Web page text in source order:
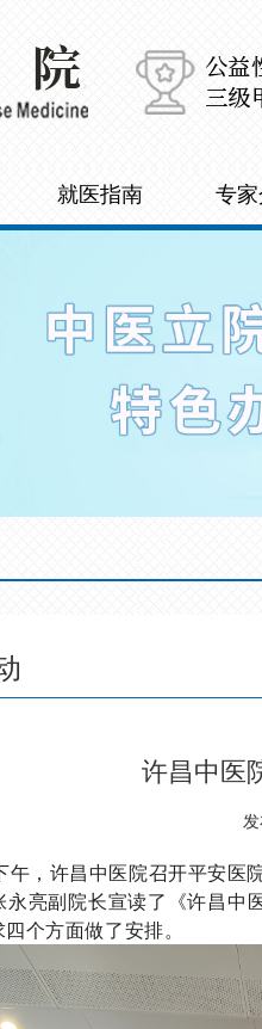
就医指南 专
许昌中医
发
午，许昌中医院召开平安医
永亮副院长宣读了《许昌中
个方面做了安排。